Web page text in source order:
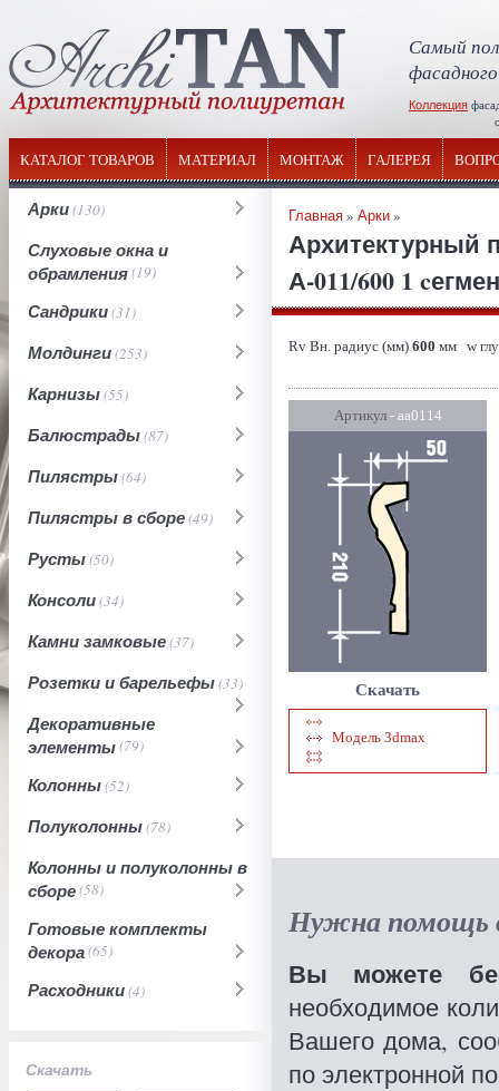
Самый
Коллекция
КАТАЛОГ ТОВАРОВ МАТЕРИАЛ МОНТАЖ ГАЛЕРЕЯ
Арки(130)
Слуховые окна и
обрамления(19)
Сандрики(31)
Молдинги(253)
Карнизы(55)
Балюстрады(87)
Пилястры(64)
Пилястры в сборе(49)
Русты(50)
Консоли(34)
Камни замковые(37)
Розетки и барельефы(33)
Декоративные
элементы(79)
Колонны(52)
Полуколонны(78)
Колонны и полуколонны в
сборе(58)
Готовые комплекты
декора(65)
Расходники(4)
Скачать
Главная» Арки»
Архитектурный
А-011/600 1
Rv Вн. радиус (мм) 600 мм w
Артикул- аа0114
Скачать
Модель 3dmax
Нужна помощь
Вы можете
необходимое
Вашего дома,
по электронной